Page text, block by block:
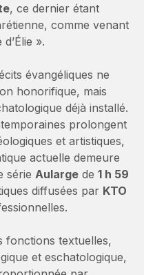
, ce dernier étant
comme venant
».
évangéliques ne
honorifique, mais
déjà installé.
prolongent
et artistiques,
actuelle demeure
série Aularge de 1 h 59
diffusées par KTO
fonctions textuelles,
et eschatologique,